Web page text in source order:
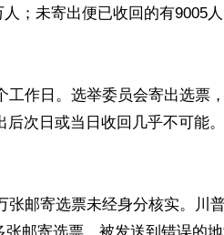
；未寄出便已收回的有9005
工作日。选举委员会寄出选票
次日或当日收回几乎不可能
张邮寄选票未经身分核实。川